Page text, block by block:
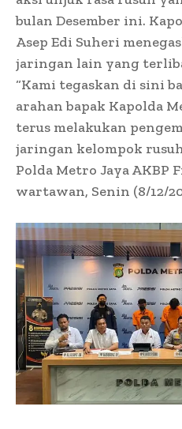
bulan Desember ini.
Asep Edi Suheri
jaringan lain yang
“Kami tegaskan di sini
arahan bapak Kapolda
terus melakukan
jaringan kelompok
Polda Metro Jaya AKBP
wartawan, Senin (8/12/